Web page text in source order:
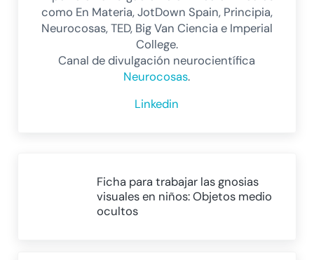
como En Materia, JotDown Spain, Principia,
Neurocosas, TED, Big Van Ciencia e Imperial
College.
Canal de divulgación neurocientífica
Neurocosas.
Linkedin
Ficha para trabajar las gnosias
visuales en niños: Objetos medio
ocultos